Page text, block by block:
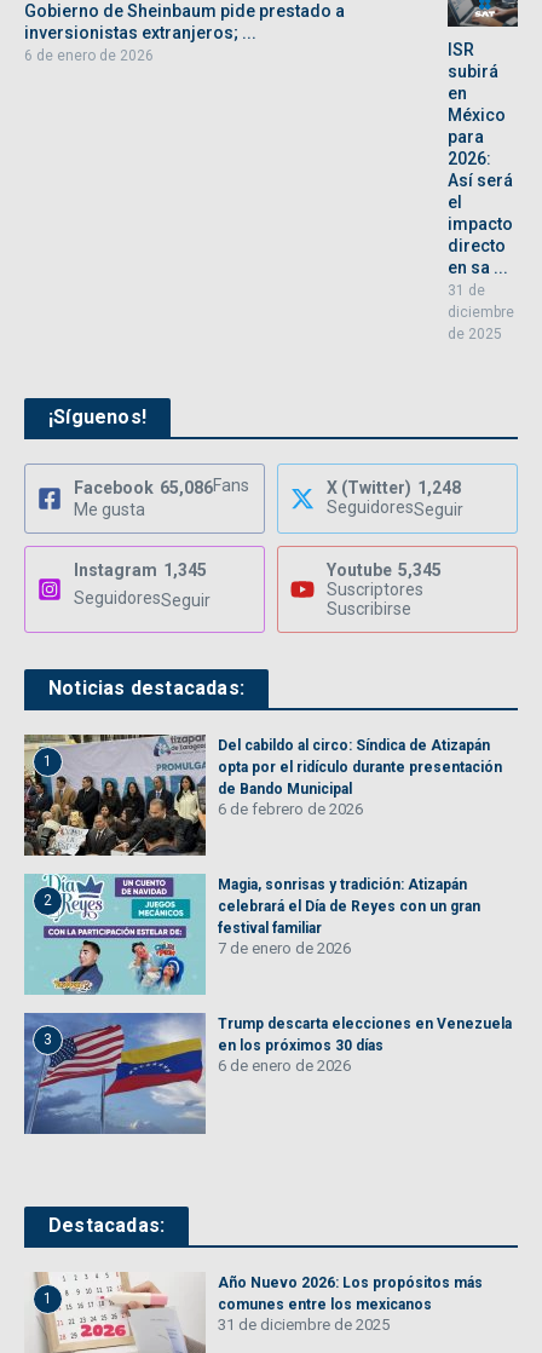
Gobierno de Sheinbaum pide prestado a
inversionistas extranjeros; ...
6 de enero de 2026
ISR
subirá
en
México
para
2026:
Así será
el
impacto
directo
en sa ...
31 de
diciembre
de 2025
¡Síguenos!
Facebook 65,086Fans
Me gusta
X (Twitter) 1,248
SeguidoresSeguir
Instagram 1,345
SeguidoresSeguir
Youtube 5,345
Suscriptores
Suscribirse
Noticias destacadas:
1
Del cabildo al circo: Síndica de Atizapán
opta por el ridículo durante presentación
de Bando Municipal
6 de febrero de 2026
2
Magia, sonrisas y tradición: Atizapán
celebrará el Día de Reyes con un gran
festival familiar
7 de enero de 2026
3
Trump descarta elecciones en Venezuela
en los próximos 30 días
6 de enero de 2026
Destacadas:
1
Año Nuevo 2026: Los propósitos más
comunes entre los mexicanos
31 de diciembre de 2025